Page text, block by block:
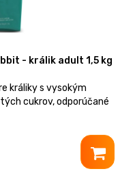
- králik adult 1,5 kg
králiky s vysokým
cukrov, odporúčané